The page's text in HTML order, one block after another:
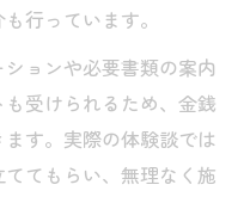
行っています。
ョンや必要書類の案内
受けられるため、金銭
す。実際の体験談では
ててもらい、無理なく施